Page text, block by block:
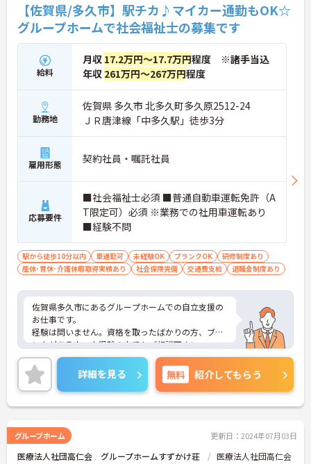
【佐賀県/多久市】駅チカ♪マイカー通勤もOK☆
グループホームで社会福祉士の募集です
給料
月収 17.2万円～17.7万円程度 ※諸手当込
年収 261万円～267万円程度
勤務地
佐賀県 多久市 北多久町多久原2512-24
ＪＲ唐津線「中多久駅」徒歩3分
雇用形態 契約社員・嘱託社員
応募要件
■社会福祉士必須 ■普通自動車運転免許（A
T限定可）必須 ※業務での社用車運転あり
■経験不問
駅から徒歩10分以内 車通勤可 未経験OK ブランクOK
研修制度あり
産休･育休･介護休暇取得実績あり
社会保険完備 交通費支給 退職金制度あり
佐賀県多久市にあるグループホームでの自立支援の
お仕事です。
経験は問いません。資格を取ったばかりの方、ブラ
ンクがある方、未経験の方でもご相談下さい。
日勤帯のみのお仕事ですので、ご家庭をお持ちの方
も働きやすい勤務時間でオススメです♪
育児休業や介護休業の取得実績がありますので、ラ
イフステージに応じて長くお仕事を続けていくこと
ができます。
能と通勤も便利です☆
ご興味がある方は是非一度マイナビまでお問合せ下
さい。更に詳細などお伝えします。
詳細を見る 無料 紹介してもらう
グループホーム 更新日：2024年07月03日
医療法人社団高仁会 グループホームすずかけ荘 医療法人社団高仁会